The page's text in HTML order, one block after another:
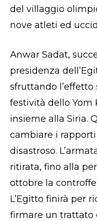
del villaggio
nove atleti ed
Anwar Sadat,
presidenza
sfruttando l’effetto
festività dello Yom
insieme alla Siria.
cambiare i rapporti
disastroso.
ritirata, fino alla
ottobre la
L’Egitto finirà per
firmare un trattato